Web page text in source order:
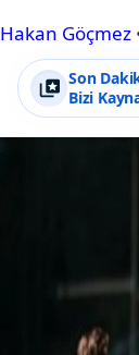
Hakan Göçmez
Son
Bizi